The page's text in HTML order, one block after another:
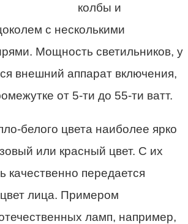
колбы и
с несколькими
Мощность светильников, у
внешний аппарат включения,
от 5-ти до 55-ти ватт.
белого цвета наиболее ярко
или красный цвет. С их
качественно передается
лица. Примером
ламп, например,